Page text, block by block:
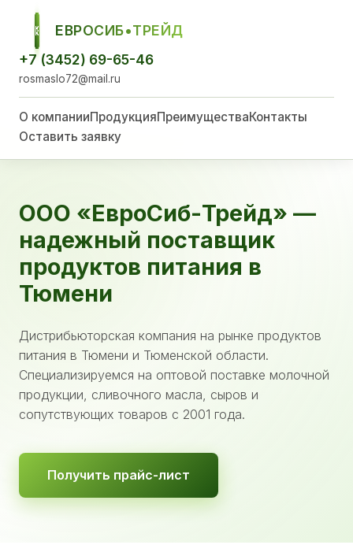
ЕСТ
ЕВРОСИБ•ТРЕЙД
+7 (3452) 69-65-46
rosmaslo72@mail.ru
О компанииПродукцияПреимуществаКонтакты
Оставить заявку
ООО «ЕвроСиб-Трейд» —
надежный поставщик
продуктов питания в
Тюмени
Дистрибьюторская компания на рынке продуктов
питания в Тюмени и Тюменской области.
Специализируемся на оптовой поставке молочной
продукции, сливочного масла, сыров и
сопутствующих товаров с 2001 года.
Получить прайс-лист